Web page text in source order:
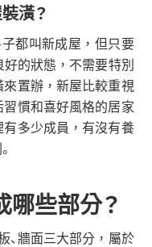
潢？
都叫新成屋，但只要
的狀態，不需要特別
置辦，新屋比較重視
慣和喜好風格的居家
多少成員，有沒有養
哪些部分？
、牆面三大部分，屬於